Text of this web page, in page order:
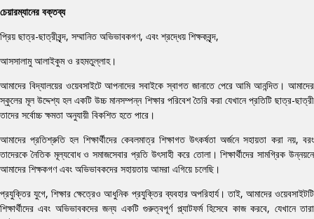
চেয়ারম্যানের বক্তব্য
প্রিয় ছাত্র-ছাত্রীবৃন্দ, সম্মানিত অভিভাবকগণ, এবং শ্রদ্ধেয় শিক্ষকবৃন্দ,
আসসালামু আলাইকুম ও রহমতুল্লাহ।
আমাদের বিদ্যালয়ের ওয়েবসাইটে আপনাদের সবাইকে স্বাগত জানাতে পেরে আমি আনন্দিত। আমাদের
স্কুলের মূল উদ্দেশ্য হল একটি উচ্চ মানসম্পন্ন শিক্ষার পরিবেশ তৈরি করা যেখানে প্রতিটি ছাত্র-ছাত্রী
তাদের সর্বোচ্চ ক্ষমতা অনুযায়ী বিকশিত হতে পারে।
আমাদের প্রতিশ্রুতি হল শিক্ষার্থীদের কেবলমাত্র শিক্ষাগত উৎকর্ষতা অর্জনে সহায়তা করা নয়, বরং
তাদেরকে নৈতিক মূল্যবোধ ও সমাজসেবার প্রতি উৎসাহী করে তোলা। শিক্ষার্থীদের সামগ্রিক উন্নয়নে
আমাদের শিক্ষকগণ এবং অভিভাবকদের সহায়তায় আমরা এগিয়ে চলেছি।
প্রযুক্তির যুগে, শিক্ষার ক্ষেত্রেও আধুনিক প্রযুক্তির ব্যবহার অপরিহার্য। তাই, আমাদের ওয়েবসাইটটি
শিক্ষার্থীদের এবং অভিভাবকদের জন্য একটি গুরুত্বপূর্ণ প্ল্যাটফর্ম হিসেবে কাজ করবে, যেখানে তারা